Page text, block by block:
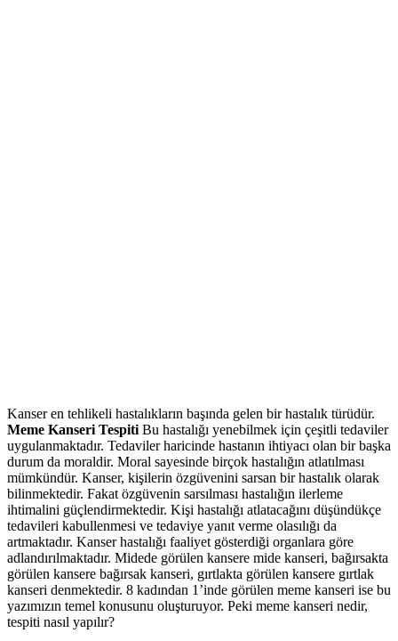
Kanser en tehlikeli hastalıkların başında gelen bir hastalık türüdür.
Meme Kanseri Tespiti Bu hastalığı yenebilmek için çeşitli tedaviler
uygulanmaktadır. Tedaviler haricinde hastanın ihtiyacı olan bir başka
durum da moraldir. Moral sayesinde birçok hastalığın atlatılması
mümkündür. Kanser, kişilerin özgüvenini sarsan bir hastalık olarak
bilinmektedir. Fakat özgüvenin sarsılması hastalığın ilerleme
ihtimalini güçlendirmektedir. Kişi hastalığı atlatacağını düşündükçe
tedavileri kabullenmesi ve tedaviye yanıt verme olasılığı da
artmaktadır. Kanser hastalığı faaliyet gösterdiği organlara göre
adlandırılmaktadır. Midede görülen kansere mide kanseri, bağırsakta
görülen kansere bağırsak kanseri, gırtlakta görülen kansere gırtlak
kanseri denmektedir. 8 kadından 1’inde görülen meme kanseri ise bu
yazımızın temel konusunu oluşturuyor. Peki meme kanseri nedir,
tespiti nasıl yapılır?